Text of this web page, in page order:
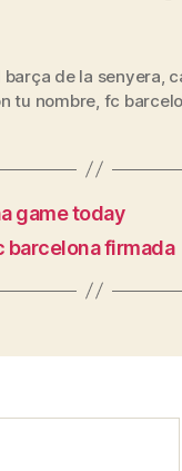
de la senyera
tu nombre fc
game today
barcelona firmada